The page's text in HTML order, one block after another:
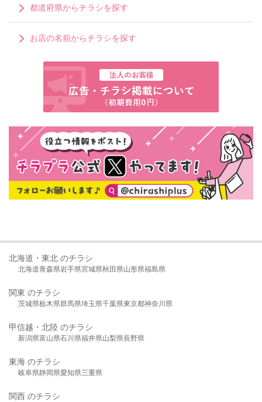
都道府県からチラシを探す
お店の名前からチラシを探す
北海道・東北 のチラシ
北海道青森県岩手県宮城県秋田県山形県福島県
関東 のチラシ
茨城県栃木県群馬県埼玉県千葉県東京都神奈川県
甲信越・北陸 のチラシ
新潟県富山県石川県福井県山梨県長野県
東海 のチラシ
岐阜県静岡県愛知県三重県
関西 のチラシ